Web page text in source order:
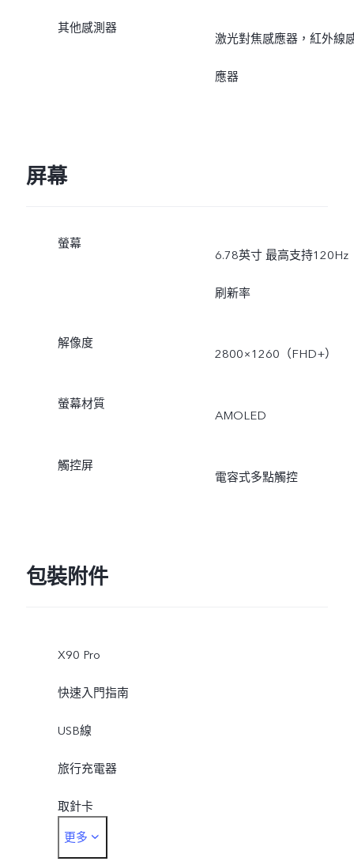
其他感測器
激光對焦感應器，紅外線
應器
屏幕
螢幕
6.78英寸 最高支持120Hz
刷新率
解像度
2800×1260（FHD+）
螢幕材質
AMOLED
觸控屏
電容式多點觸控
包裝附件
X90 Pro
快速入門指南
USB線
旅行充電器
取針卡
保護殼
更多